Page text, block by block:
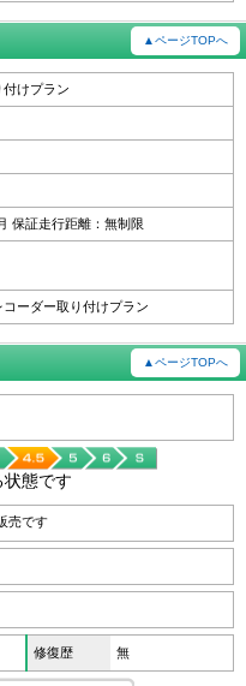
▲ページTOPへ
付けプラン
保証走行距離：無制限
ーダー取り付けプラン
▲ページTOPへ
態です
売です
修復歴 無